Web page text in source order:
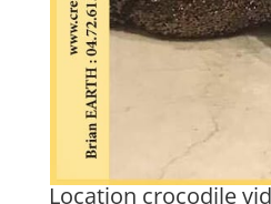
Location crocodile